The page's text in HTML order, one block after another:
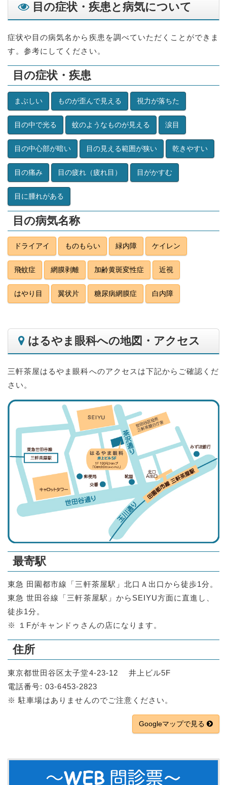
目の症状・疾患と病気について
症状や目の病気名から疾患を調べていただくことができま
す。参考にしてください。
目の症状・疾患
まぶしい ものが歪んで見える 視力が落ちた
目の中で光る 蚊のようなものが見える 涙目
目の中心部が暗い 目の見える範囲が狭い 乾きやすい
目の痛み 目の疲れ（疲れ目） 目がかすむ
目に腫れがある
目の病気名称
ドライアイ ものもらい 緑内障 ケイレン
飛蚊症 網膜剥離 加齢黄斑変性症 近視
はやり目 翼状片 糖尿病網膜症 白内障
はるやま眼科への地図・アクセス
三軒茶屋はるやま眼科へのアクセスは下記からご確認くだ
さい。
最寄駅
東急 田園都市線「三軒茶屋駅」北口Ａ出口から徒歩1分。
東急 世田谷線「三軒茶屋駅」からSEIYU方面に直進し、
徒歩1分。
※ １Fがキャンドゥさんの店になります。
住所
東京都世田谷区太子堂4-23-12 井上ビル5F
電話番号: 03-6453-2823
※ 駐車場はありませんのでご注意ください。
Googleマップで見る